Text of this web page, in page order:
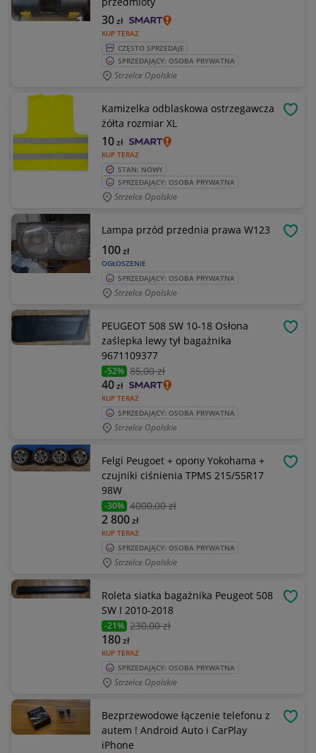
KUP TERAZ
30zł
CZĘSTO SPRZEDAJE
SPRZEDAJĄCY: OSOBA PRYWATNA
Strzelce Opolskie
Kamizelka odblaskowa ostrzegawcza
żółta rozmiar XL
KUP TERAZ
10zł
STAN: NOWY
SPRZEDAJĄCY: OSOBA PRYWATNA
Strzelce Opolskie
Lampa przód przednia prawa W123
OGŁOSZENIE
100zł
SPRZEDAJĄCY: OSOBA PRYWATNA
Strzelce Opolskie
PEUGEOT 508 SW 10-18 Osłona
zaślepka lewy tył bagażnika
9671109377
-52% 85,00 zł
KUP TERAZ
40zł
SPRZEDAJĄCY: OSOBA PRYWATNA
Strzelce Opolskie
Felgi Peugoet + opony Yokohama +
czujniki ciśnienia TPMS 215/55R17
98W
-30% 4000,00 zł
KUP TERAZ
2 800zł
SPRZEDAJĄCY: OSOBA PRYWATNA
Strzelce Opolskie
Roleta siatka bagażnika Peugeot 508
SW I 2010-2018
-21% 230,00 zł
KUP TERAZ
180zł
SPRZEDAJĄCY: OSOBA PRYWATNA
Strzelce Opolskie
Bezprzewodowe łączenie telefonu z
autem ! Android Auto i CarPlay
iPhone